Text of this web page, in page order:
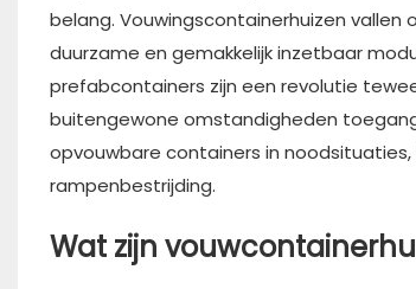
belang. Vouwingscontainerhuizen
duurzame en gemakkelijk inzetbaar
prefabcontainers zijn een revolutie
buitengewone omstandigheden
opvouwbare containers in
rampenbestrijding.
Wat zijn